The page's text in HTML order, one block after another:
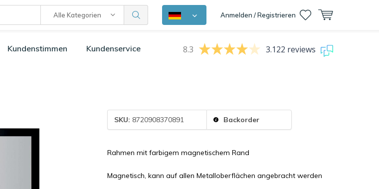
Alle Kategorien Anmelden / Registrieren
Kundenstimmen Kundenservice 8.3 3.122 reviews
SKU: 8720908370891 Backorder
Rahmen mit farbigem magnetischem Rand
Magnetisch, kann auf allen Metalloberflächen angebracht werden